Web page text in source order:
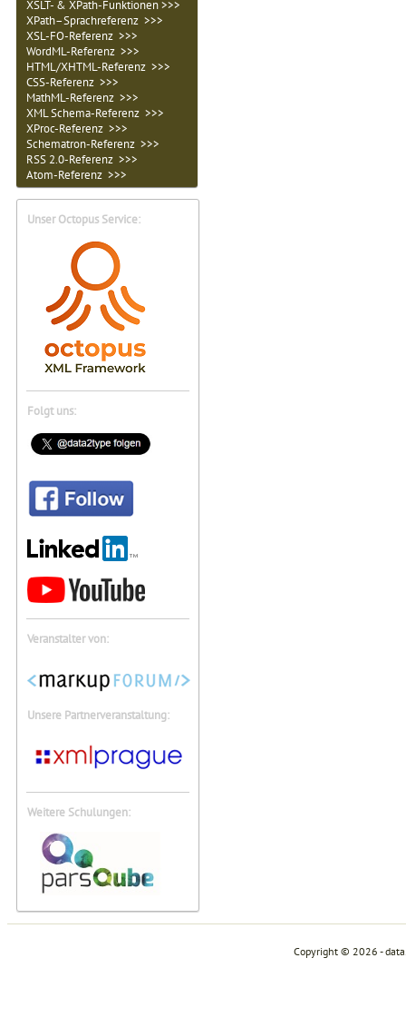
XSLT- & XPath-Funktionen >>>
XPath–Sprachreferenz >>>
XSL-FO-Referenz >>>
WordML-Referenz >>>
HTML/XHTML-Referenz >>>
CSS-Referenz >>>
MathML-Referenz >>>
XML Schema-Referenz >>>
XProc-Referenz >>>
Schematron-Referenz >>>
RSS 2.0-Referenz >>>
Atom-Referenz >>>
Unser Octopus Service:
Folgt uns:
Veranstalter von:
Unsere Partnerveranstaltung:
Weitere Schulungen:
Copyright © 2026 -